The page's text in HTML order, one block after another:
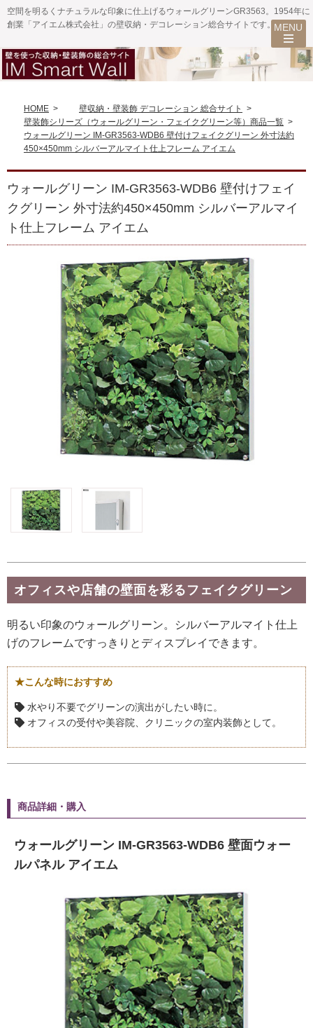
空間を明るくナチュラルな印象に仕上げるウォールグリーンGR3563。1954年に
創業「アイエム株式会社」の壁収納・デコレーション総合サイトです。
HOME > 壁収納・壁装飾 デコレーション 総合サイト
>
壁装飾シリーズ（ウォールグリーン・フェイクグリーン等）商品一覧 >
ウォールグリーン IM-GR3563-WDB6 壁付けフェイクグリーン 外寸法約
450×450mm シルバーアルマイト仕上フレーム アイエム
ウォールグリーン IM-GR3563-WDB6 壁付けフェイ
クグリーン 外寸法約450×450mm シルバーアルマイ
ト仕上フレーム アイエム
オフィスや店舗の壁面を彩るフェイクグリーン
明るい印象のウォールグリーン。シルバーアルマイト仕上
げのフレームですっきりとディスプレイできます。
★こんな時におすすめ
水やり不要でグリーンの演出がしたい時に。
オフィスの受付や美容院、クリニックの室内装飾として。
商品詳細・購入
ウォールグリーン IM-GR3563-WDB6 壁面ウォー
ルパネル アイエム